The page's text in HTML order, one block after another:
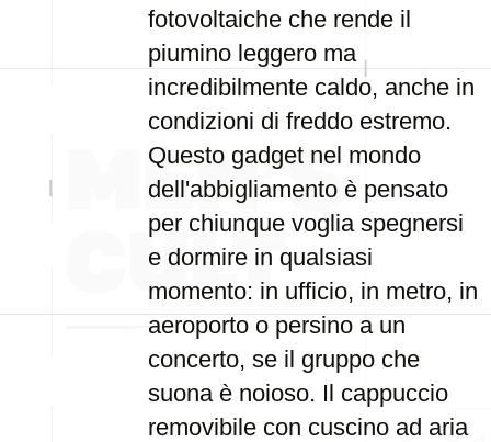
fotovoltaiche che rende il
piumino leggero ma
incredibilmente caldo, anche in
condizioni di freddo estremo.
Questo gadget nel mondo
dell'abbigliamento è pensato
per chiunque voglia spegnersi
e dormire in qualsiasi
momento: in ufficio, in metro, in
aeroporto o persino a un
concerto, se il gruppo che
suona è noioso. Il cappuccio
removibile con cuscino ad aria